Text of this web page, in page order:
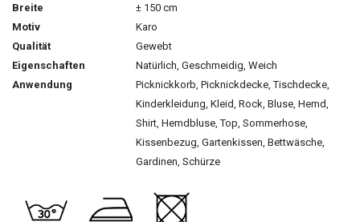
Breite
± 150 cm
Motiv
Karo
Qualität
Gewebt
Eigenschaften
Natürlich, Geschmeidig, Weich
Anwendung
Picknickkorb, Picknickdecke, Tischdecke,
Kinderkleidung, Kleid, Rock, Bluse, Hemd,
Shirt, Hemdbluse, Top, Sommerhose,
Kissenbezug, Gartenkissen, Bettwäsche,
Gardinen, Schürze